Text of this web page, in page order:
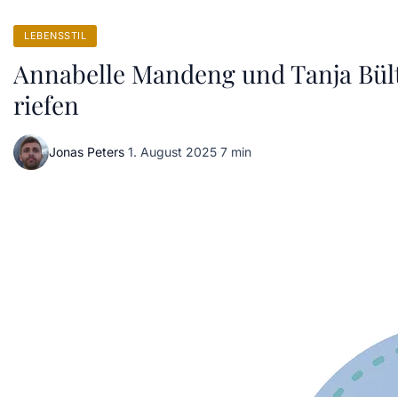
LEBENSSTIL
Annabelle Mandeng und Tanja
riefen
Jonas Peters·1. August 2025·7 min